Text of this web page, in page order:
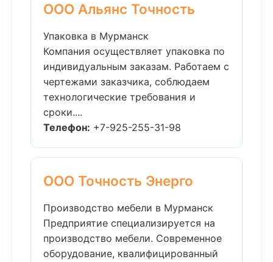
ООО Альянс Точность
Упаковка в Мурманск
Компания осуществляет упаковка по
индивидуальным заказам. Работаем с
чертежами заказчика, соблюдаем
технологические требования и
сроки....
Телефон: +7-925-255-31-98
ООО Точность Энерго
Производство мебели в Мурманск
Предприятие специализируется на
производство мебели. Современное
оборудование, квалифицированный